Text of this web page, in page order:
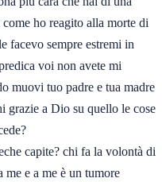
ho reagito alla morte di
facevo sempre estremi in
voi non avete mi
muovi tuo padre e tua madre
grazie a Dio su quello le cose
capite? chi fa la volontà di
me e a me è un tumore